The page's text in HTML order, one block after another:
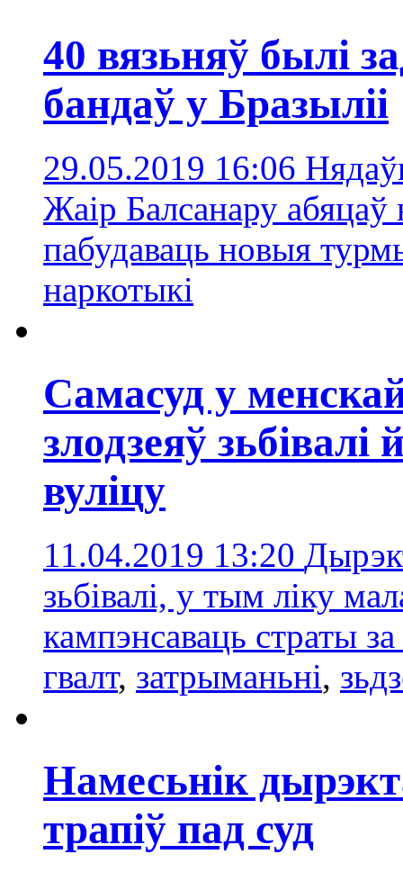
40 вязьняў былі
бандаў у Бразыліі
29.05.2019 16:06
Жаір Балсанару абяцаў
пабудаваць новыя
наркотыкі
Самасуд у
злодзеяў
вуліцу
11.04.2019 13:20
зьбівалі, у тым ліку
кампэнсаваць страты
гвалт, затрыманьні,
Намесьнік
трапіў пад суд